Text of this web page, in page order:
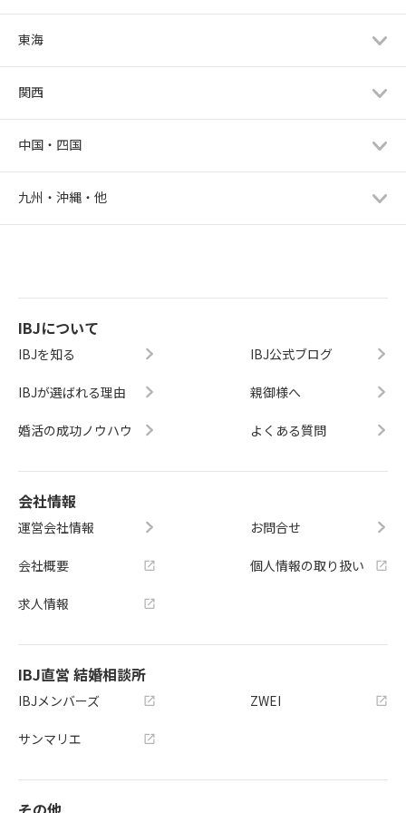
東海
関西
中国・四国
九州・沖縄・他
IBJについて
IBJを知る
IBJが選ばれる理由
婚活の成功ノウハウ
IBJ公式ブログ
親御様へ
よくある質問
会社情報
運営会社情報
会社概要
求人情報
お問合せ
個人情報の取り扱い
IBJ直営 結婚相談所
IBJメンバーズ
サンマリエ
ZWEI